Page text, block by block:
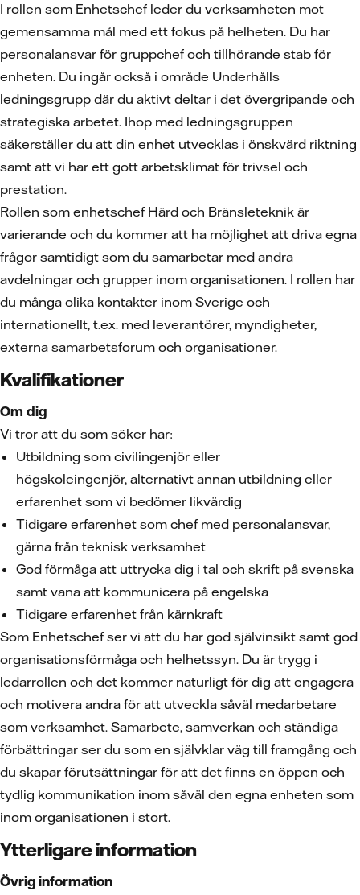
I rollen som Enhetschef leder du verksamheten mot
gemensamma mål med ett fokus på helheten. Du har
personalansvar för gruppchef och tillhörande stab för
enheten. Du ingår också i område Underhålls
ledningsgrupp där du aktivt deltar i det övergripande och
strategiska arbetet. Ihop med ledningsgruppen
säkerställer du att din enhet utvecklas i önskvärd riktning
samt att vi har ett gott arbetsklimat för trivsel och
prestation.
Rollen som enhetschef Härd och Bränsleteknik är
varierande och du kommer att ha möjlighet att driva egna
frågor samtidigt som du samarbetar med andra
avdelningar och grupper inom organisationen. I rollen har
du många olika kontakter inom Sverige och
internationellt, t.ex. med leverantörer, myndigheter,
externa samarbetsforum och organisationer.
Kvalifikationer
Om dig
Vi tror att du som söker har:
Utbildning som civilingenjör eller
högskoleingenjör, alternativt annan utbildning eller
erfarenhet som vi bedömer likvärdig
Tidigare erfarenhet som chef med personalansvar,
gärna från teknisk verksamhet
God förmåga att uttrycka dig i tal och skrift på svenska
samt vana att kommunicera på engelska
Tidigare erfarenhet från kärnkraft
Som Enhetschef ser vi att du har god självinsikt samt god
organisationsförmåga och helhetssyn. Du är trygg i
ledarrollen och det kommer naturligt för dig att engagera
och motivera andra för att utveckla såväl medarbetare
som verksamhet. Samarbete, samverkan och ständiga
förbättringar ser du som en självklar väg till framgång och
du skapar förutsättningar för att det finns en öppen och
tydlig kommunikation inom såväl den egna enheten som
inom organisationen i stort.
Ytterligare information
Övrig information